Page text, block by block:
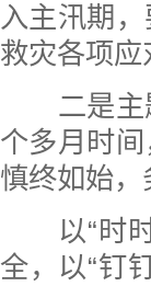
入主汛期
救灾各项应
二是主题
个多月时
慎终如始，
以“时时
全，以“钉